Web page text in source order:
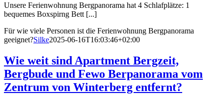
Unsere Ferienwohnung Bergpanorama hat 4 Schlafplätze: 1
bequemes Boxspirng Bett [...]
Für wie viele Personen ist die Ferienwohnung Bergpanorama
geeignet?Silke2025-06-16T16:03:46+02:00
Wie weit sind Apartment Bergzeit,
Bergbude und Fewo Berpanorama vom
Zentrum von Winterberg entfernt?